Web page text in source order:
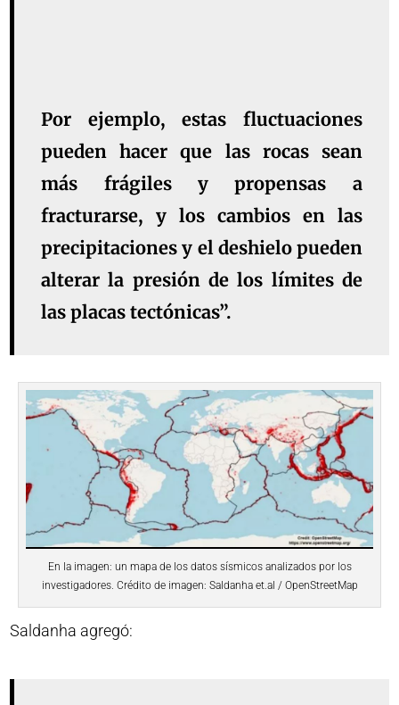
Por ejemplo, estas fluctuaciones
pueden hacer que las rocas sean
más frágiles y propensas a
fracturarse, y los cambios en las
precipitaciones y el deshielo pueden
alterar la presión de los límites de
las placas tectónicas”.
En la imagen: un mapa de los datos sísmicos analizados por los
investigadores. Crédito de imagen: Saldanha et.al / OpenStreetMap
Saldanha agregó: